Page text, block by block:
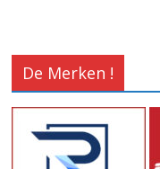
De Merken !